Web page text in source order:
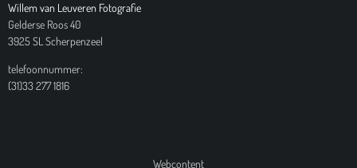
Willem van Leuveren Fotografie
Gelderse Roos 40
3925 SL Scherpenzeel
telefoonnummer:
(31)33 277 1816
Webcontent